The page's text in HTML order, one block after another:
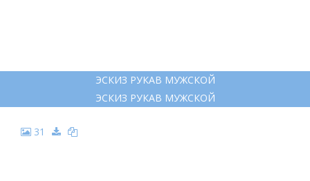
ЭСКИЗ РУКАВ МУЖСКОЙ
ЭСКИЗ РУКАВ МУЖСКОЙ
31